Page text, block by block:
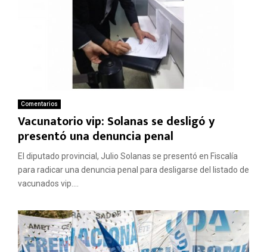
Comentarios
Vacunatorio vip: Solanas se desligó y
presentó una denuncia penal
El diputado provincial, Julio Solanas se presentó en Fiscalía
para radicar una denuncia penal para desligarse del listado de
vacunados vip....